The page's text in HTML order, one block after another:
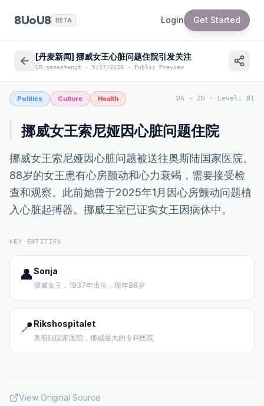
8UoU8 BETA Login Get Started
[丹麦新闻] 挪威女王心脏问题住院引发关注
DR:senestenyt · 5/27/2026 · Public Preview
Politics Culture Health DA → ZH · Level : B1
挪威女王索尼娅因心脏问题住院
挪威女王索尼娅因心脏问题被送往奥斯陆国家医院。
88岁的女王患有心房颤动和心力衰竭，需要接受检
查和观察。此前她曾于2025年1月因心房颤动问题植
入心脏起搏器。挪威王室已证实女王因病休中。
KEY ENTITIES
👤Sonja
挪威女王，1937年出生，现年88岁
📍 Rikshospitalet
奥斯陆国家医院，挪威最大的专科医院
View Original Source